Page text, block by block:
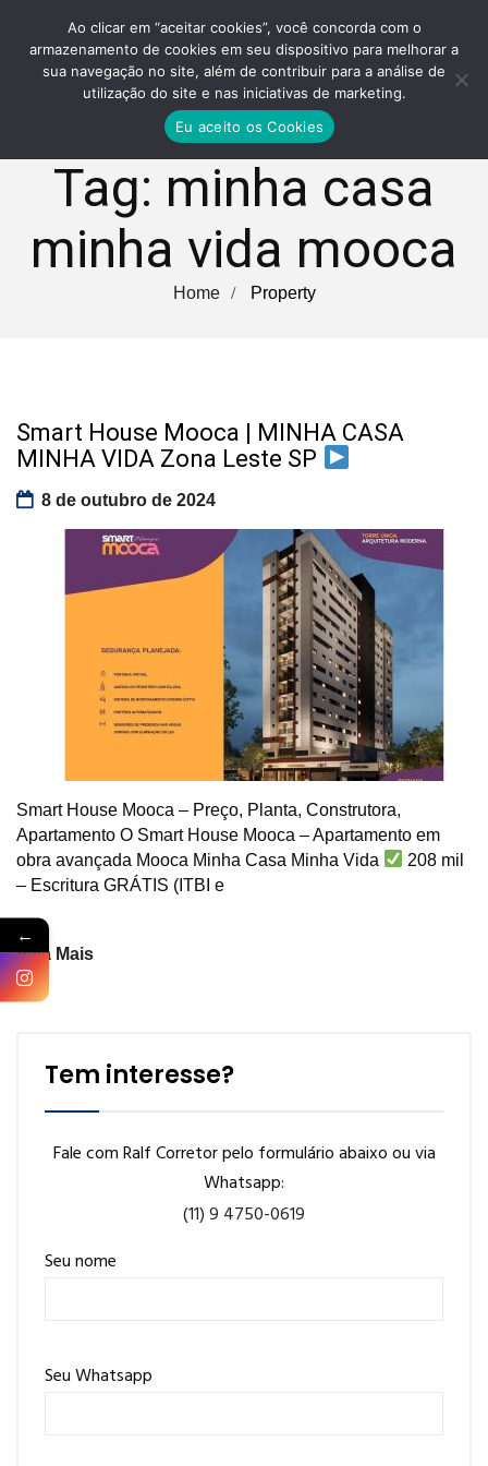
Tag: minha casa
minha vida mooca
Home Property
Smart House Mooca | MINHA CASA
MINHA VIDA Zona Leste SP
8 de outubro de 2024
Smart House Mooca – Preço, Planta, Construtora,
Apartamento O Smart House Mooca – Apartamento em
obra avançada Mooca Minha Casa Minha Vida
208 mil
– Escritura GRÁTIS (ITBI e
Veja Mais
Tem interesse?
Fale com Ralf Corretor pelo formulário abaixo ou via
Whatsapp:
(11) 9 4750-0619
Seu nome
Seu Whatsapp
←
Ao clicar em “aceitar cookies”, você concorda com o
armazenamento de cookies em seu dispositivo para melhorar a
sua navegação no site, além de contribuir para a análise de
utilização do site e nas iniciativas de marketing.
Eu aceito os Cookies